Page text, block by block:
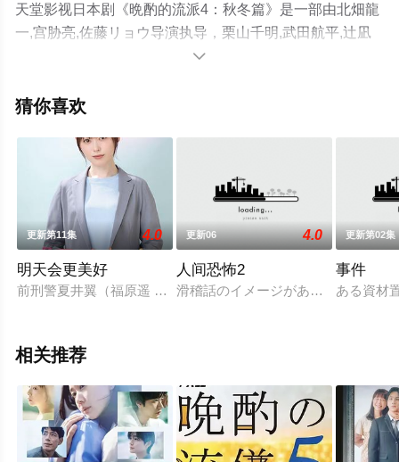
天堂影视日本剧《晩酌的流派4：秋冬篇》是一部由北畑龍
一,宫胁亮,佐藤リョウ导演执导，栗山千明,武田航平,辻凪
子,马场裕之,三宅康敏,冈山一,本宫泰风,アキラ100%,大久
费观看高清未删减完整版电视剧全集就上天堂电影网，更

猜你喜欢
更新第11集 4.0
明天会更美好
前刑警夏井翼（福原遥 饰）被突然调任至儿童咨询所，在上司
更新06 4.0
人间恐怖2
滑稽話のイメージがある落語だが、
更新第02集
事件
ある資材
相关推荐